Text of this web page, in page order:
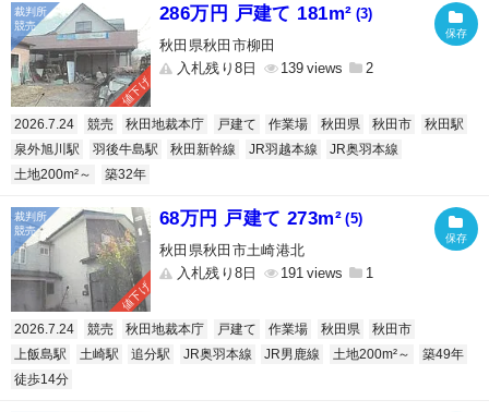
値下げ
286万円 戸建て 181m² (3)
秋田県秋田市柳田
入札残り8日
139 2
2026.7.24 競売 秋田地裁本庁 戸建て 作業場 秋田県 秋田市
秋田駅
泉外旭川駅
羽後牛島駅 秋田新幹線 JR羽越本線
JR奥羽本線
土地200m²～
築32年
値下げ
68万円 戸建て 273m² (5)
秋田県秋田市土崎港北
入札残り8日
191 1
2026.7.24 競売 秋田地裁本庁 戸建て 作業場 秋田県
秋田市
上飯島駅
土崎駅 追分駅 JR奥羽本線 JR男鹿線 土地200m²～
築49年
徒歩14分